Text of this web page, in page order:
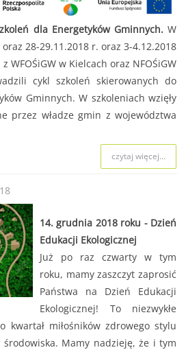
dla Energetyków Gminnych.W
28-29.11.2018 r. oraz 3-4.12.2018
WFOŚiGW w Kielcach oraz NFOŚiGW
cykl szkoleń skierowanych do
Gminnych. W szkoleniach wzięły
przez władze gmin z województwa
czytaj więcej...
14. grudnia 2018 roku - Dzień
Edukacji Ekologicznej
Już po raz czwarty w tym
roku, mamy zaszczyt zaprosić
Państwa na Dzień Edukacji
Ekologicznej! To niezwykłe
kwartał miłośników zdrowego stylu
Mamy nadzieję, że i tym